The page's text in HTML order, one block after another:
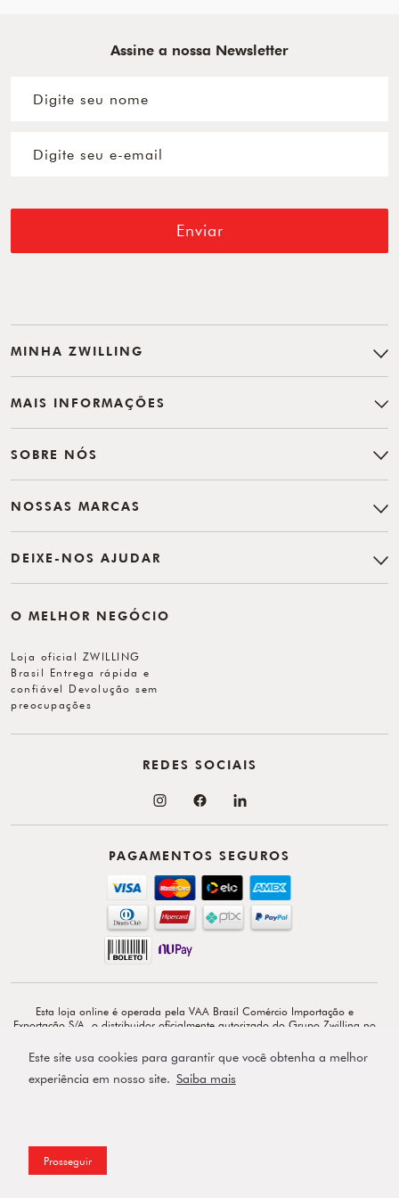
Este site usa cookies para garantir que você obtenha a melhor
experiência em nosso site. Saiba mais
Prosseguir
Assine a nossa Newsletter
Enviar
MINHA ZWILLING
MAIS INFORMAÇÕES
SOBRE NÓS
NOSSAS MARCAS
DEIXE-NOS AJUDAR
O MELHOR NEGÓCIO
Loja oficial ZWILLING
Brasil Entrega rápida e
confiável Devolução sem
preocupações
PAGAMENTOS SEGUROS
REDES SOCIAIS
Esta loja online é operada pela VAA Brasil Comércio Importação e
Exportação S/A, o distribuidor oficialmente autorizado do Grupo Zwilling no
exclusivamente responsável por todo o conteúdo e comunicação deste site. ©
Copyright 2026 - Av. Doutor Cardoso de Melo, 1855 - 14º - Vila Olímpia -
CEP: 04548-903 - São Paulo-SP.